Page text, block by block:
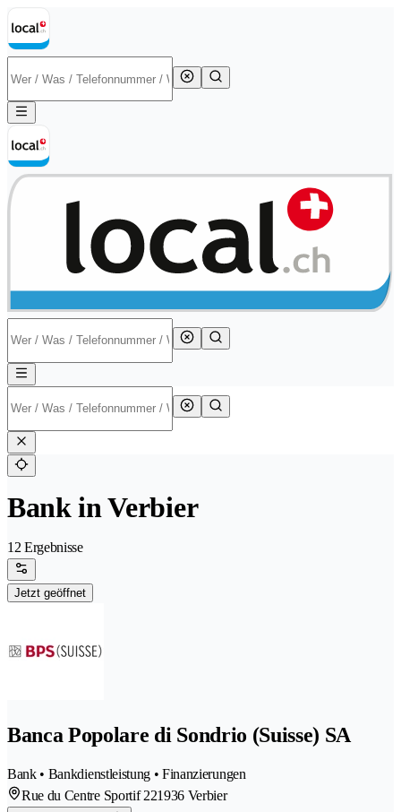
Bank in Verbier
12 Ergebnisse
Jetzt geöffnet
Banca Popolare di Sondrio (Suisse) SA
Bank • Bankdienstleistung • Finanzierungen
Rue du Centre Sportif 221936 Verbier